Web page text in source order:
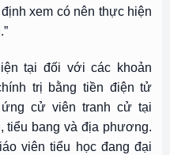
xem có nên thực hiện
tại đối với các khoản
trị bằng tiền điện tử
cử viên tranh cử tại
tiểu bang và địa phương.
viên tiểu học đang đại